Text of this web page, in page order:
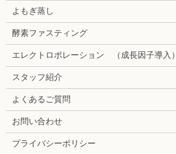
よもぎ蒸し
酵素ファスティング
エレクトロポレーション （成長因子導入）
スタッフ紹介
よくあるご質問
お問い合わせ
プライバシーポリシー